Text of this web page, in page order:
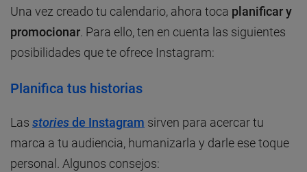
Una vez creado tu calendario, ahora toca planificar y
promocionar. Para ello, ten en cuenta las siguientes
posibilidades que te ofrece Instagram:
Planifica tus historias
Las storiesde Instagram sirven para acercar tu
marca a tu audiencia, humanizarla y darle ese toque
personal. Algunos consejos: